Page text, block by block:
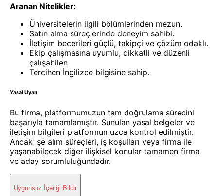
Aranan Nitelikler:
Üniversitelerin ilgili bölümlerinden mezun.
Satın alma süreçlerinde deneyim sahibi.
İletişim becerileri güçlü, takipçi ve çözüm odaklı.
Ekip çalışmasına uyumlu, dikkatli ve düzenli
çalışabilen.
Tercihen İngilizce bilgisine sahip.
Yasal Uyarı
Bu firma, platformumuzun tam doğrulama sürecini
başarıyla tamamlamıştır. Sunulan yasal belgeler ve
iletişim bilgileri platformumuzca kontrol edilmiştir.
Ancak işe alım süreçleri, iş koşulları veya firma ile
yaşanabilecek diğer ilişkisel konular tamamen firma
ve aday sorumluluğundadır.
Uygunsuz İçeriği Bildir